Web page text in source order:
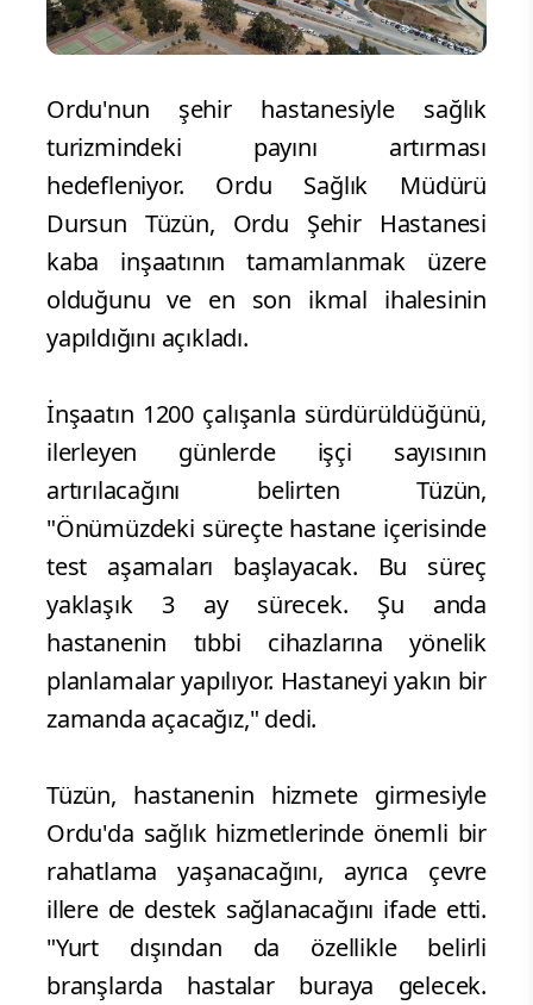
Ordu'nun şehir hastanesiyle sağlık
turizmindeki payını artırması
hedefleniyor. Ordu Sağlık Müdürü
Dursun Tüzün, Ordu Şehir Hastanesi
kaba inşaatının tamamlanmak üzere
olduğunu ve en son ikmal ihalesinin
yapıldığını açıkladı.
İnşaatın 1200 çalışanla sürdürüldüğünü,
ilerleyen günlerde işçi sayısının
artırılacağını belirten Tüzün,
"Önümüzdeki süreçte hastane içerisinde
test aşamaları başlayacak. Bu süreç
yaklaşık 3 ay sürecek. Şu anda
hastanenin tıbbi cihazlarına yönelik
planlamalar yapılıyor. Hastaneyi yakın bir
zamanda açacağız," dedi.
Tüzün, hastanenin hizmete girmesiyle
Ordu'da sağlık hizmetlerinde önemli bir
rahatlama yaşanacağını, ayrıca çevre
illere de destek sağlanacağını ifade etti.
"Yurt dışından da özellikle belirli
branşlarda hastalar buraya gelecek.